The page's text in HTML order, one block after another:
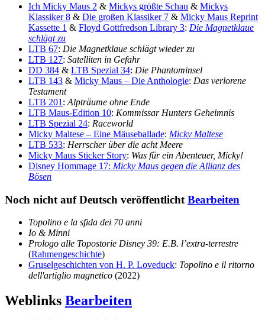
Ich Micky Maus 2 & Mickys größte Schau & Mickys
Klassiker 8 & Die großen Klassiker 7 & Micky Maus Reprint
Kassette 1 & Floyd Gottfredson Library 3: Die Magnetklaue
schlägt zu
LTB 67: Die Magnetklaue schlägt wieder zu
LTB 127: Satelliten in Gefahr
DD 384 & LTB Spezial 34: Die Phantominsel
LTB 143 & Micky Maus – Die Anthologie: Das verlorene
Testament
LTB 201 : Alpträume ohne Ende
LTB Maus-Edition 10: Kommissar Hunters Geheimnis
LTB Spezial 24: Raceworld
Micky Maltese – Eine Mäuseballade: Micky Maltese
LTB 533: Herrscher über die acht Meere
Micky Maus Sticker Story: Was für ein Abenteuer, Micky!
Disney Hommage 17: Micky Maus gegen die Allianz des
Bösen
Noch nicht auf Deutsch veröffentlicht Bearbeiten
Topolino e la sfida dei 70 anni
Io & Minni
Prologo alle Topostorie Disney 39: E.B. l’extra-terrestre
(Rahmengeschichte)
Gruselgeschichten von H. P. Loveduck: Topolino e il ritorno
dell'artiglio magnetico (2022)
Weblinks Bearbeiten